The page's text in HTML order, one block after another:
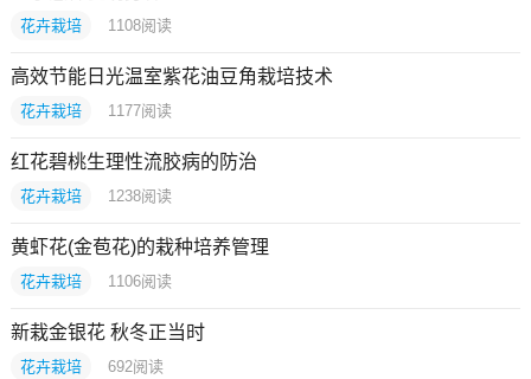
花卉栽培 1108阅读
高效节能日光温室紫花油豆角栽培技术
花卉栽培 1177阅读
红花碧桃生理性流胶病的防治
花卉栽培 1238阅读
黄虾花(金苞花)的栽种培养管理
花卉栽培 1106阅读
新栽金银花 秋冬正当时
花卉栽培 692阅读